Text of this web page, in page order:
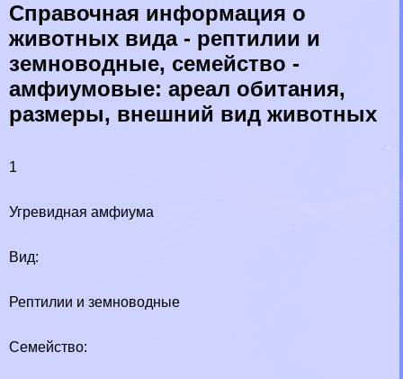
Справочная информация о
животных вида - рептилии и
земноводные, семейство -
амфиумовые: ареал обитания,
размеры, внешний вид животных
1
Угревидная амфиума
Вид:
Рептилии и земноводные
Семейство: